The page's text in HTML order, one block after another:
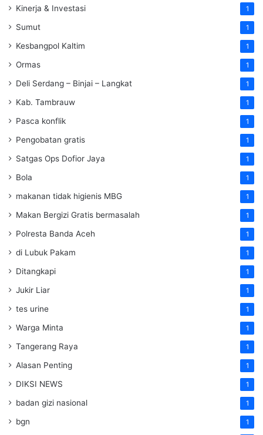
Kinerja & Investasi 1
Sumut 1
Kesbangpol Kaltim 1
Ormas 1
Deli Serdang – Binjai – Langkat 1
Kab. Tambrauw 1
Pasca konflik 1
Pengobatan gratis 1
Satgas Ops Dofior Jaya 1
Bola 1
makanan tidak higienis MBG 1
Makan Bergizi Gratis bermasalah 1
Polresta Banda Aceh 1
di Lubuk Pakam 1
Ditangkapi 1
Jukir Liar 1
tes urine 1
Warga Minta 1
Tangerang Raya 1
Alasan Penting 1
DIKSI NEWS 1
badan gizi nasional 1
bgn 1